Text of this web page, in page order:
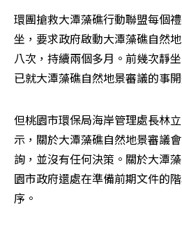
環團搶救大潭藻礁行動聯盟每個
坐，要求政府啟動大潭藻礁自然
八次，持續兩個多月。前幾次靜
已就大潭藻礁自然地景審議的事開
但桃園市環保局海岸管理處長林
示，關於大潭藻礁自然地景審議
詢，並沒有任何決策。關於大潭
園市政府還處在準備前期文件的
序。